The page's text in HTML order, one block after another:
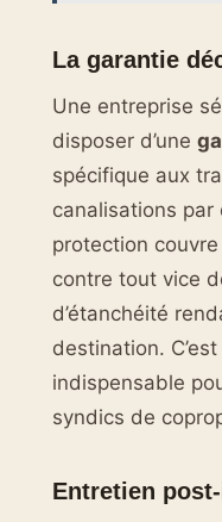
La garantie
Une entreprise
disposer d’une
spécifique aux
canalisations par
protection couvre
contre tout vice
d’étanchéité
destination.
indispensable
syndics de
Entretien